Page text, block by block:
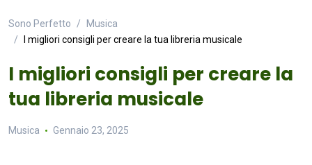
Sono Perfetto
Musica
I migliori consigli per creare la tua libreria musicale
I migliori consigli per creare la
tua libreria musicale
Musica Gennaio 23, 2025